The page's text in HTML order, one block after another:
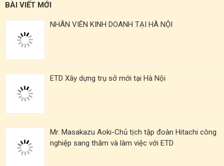
BÀI VIẾT MỚI
NHÂN VIÊN KINH DOANH TẠI HÀ NỘI
ETD Xây dựng trụ sở mới tại Hà Nội
Mr. Masakazu Aoki-Chủ tịch tập đoàn Hitachi công
nghiệp sang thăm và làm việc với ETD